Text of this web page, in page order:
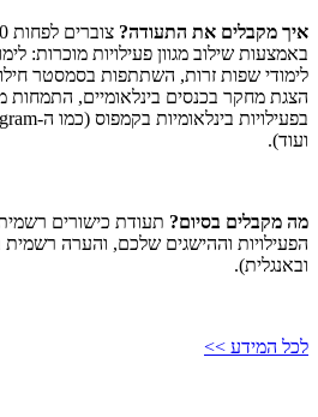
איך מקבלים את התעודה?
באמצעות שילוב מגוון פעילויות מוכרות:
לימודי שפות זרות, השתתפות בסמסטר
הצגת מחקר בכנסים בינלאומיים, התמחות
ועוד).
מה מקבלים בסיום? תעודת כישורים
הפעילויות וההישגים שלכם, והערה רשמית
ובאנגלית).
לכל המידע >>